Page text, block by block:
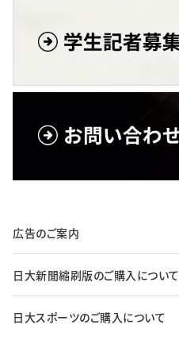
広告のご案内
日大新聞縮刷版のご購入について
日大スポーツのご購入について